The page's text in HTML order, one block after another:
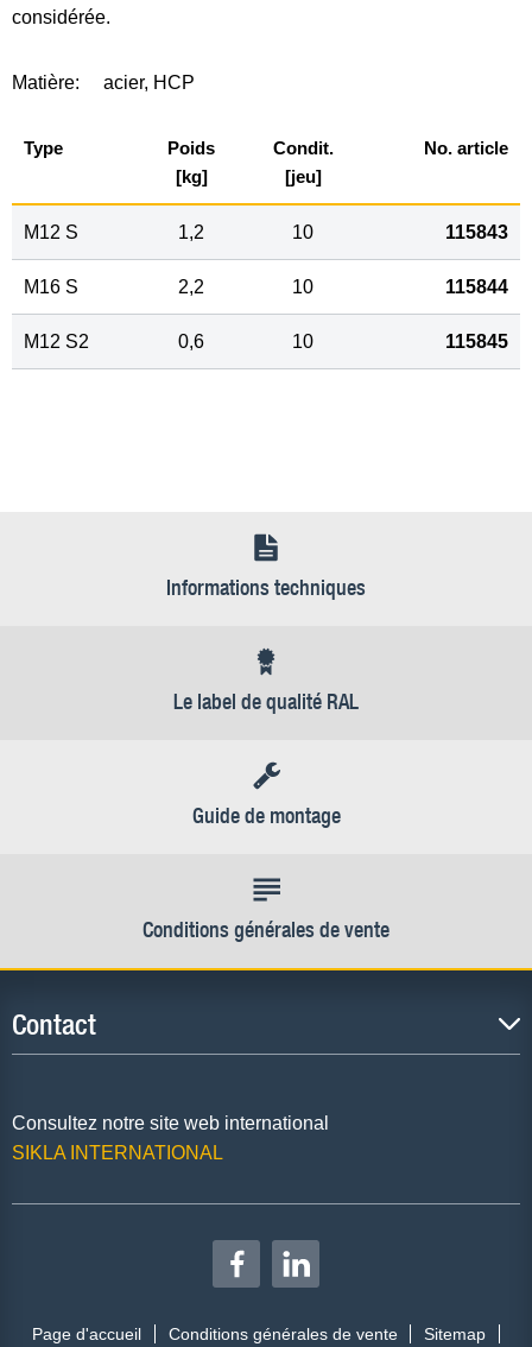
considérée.
Matière: acier, HCP
Type
Poids
[kg]
Condit.
[jeu]
No. article
M12 S 1,2 10 115843
M16 S 2,2 10 115844
M12 S2 0,6 10 115845
Informations techniques
Le label de qualité RAL
Guide de montage
Conditions générales de vente
Contact
Consultez notre site web international
SIKLA INTERNATIONAL
Page d'accueil Conditions générales de vente Sitemap